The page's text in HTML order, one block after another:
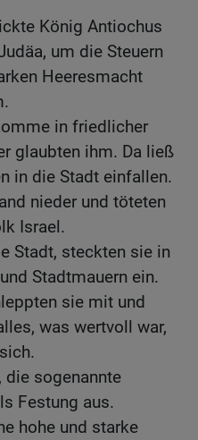
König Antiochus
um die Steuern
Heeresmacht
in friedlicher
glaubten ihm. Da ließ
in die Stadt einfallen.
nieder und töteten
Israel.
Stadt, steckten sie in
Stadtmauern ein.
sie mit und
was wertvoll war,
die sogenannte
Festung aus.
hohe und starke